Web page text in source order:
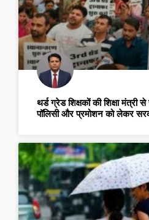
थर्ड ग्रेड शिक्षकों की शिक्षा मंत्री
पॉलिसी और प्रमोशन को लेकर